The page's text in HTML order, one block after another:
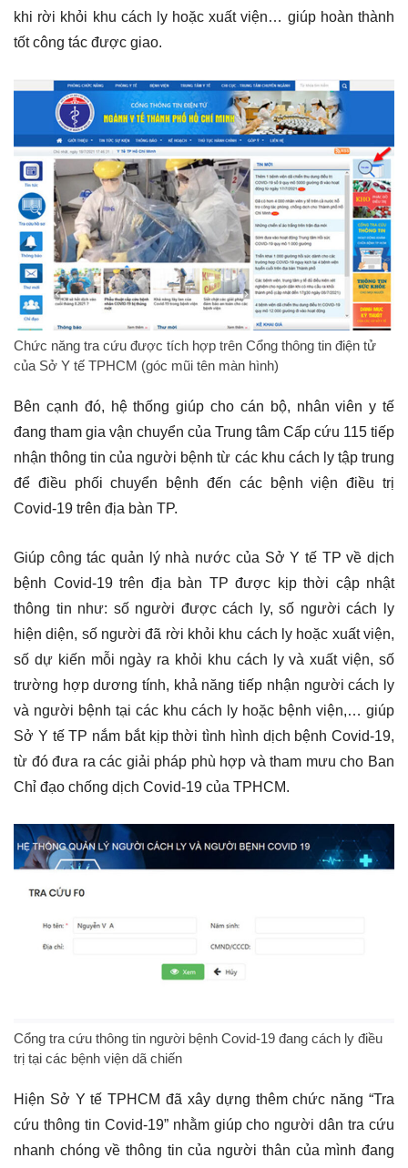
khi rời khỏi khu cách ly hoặc xuất viện… giúp hoàn thành
tốt công tác được giao.
Chức năng tra cứu được tích hợp trên Cổng thông tin điện tử
của Sở Y tế TPHCM (góc mũi tên màn hình)
Bên cạnh đó, hệ thống giúp cho cán bộ, nhân viên y tế
đang tham gia vận chuyển của Trung tâm Cấp cứu 115 tiếp
nhận thông tin của người bệnh từ các khu cách ly tập trung
để điều phối chuyển bệnh đến các bệnh viện điều trị
Covid-19 trên địa bàn TP.
Giúp công tác quản lý nhà nước của Sở Y tế TP về dịch
bệnh Covid-19 trên địa bàn TP được kịp thời cập nhật
thông tin như: số người được cách ly, số người cách ly
hiện diện, số người đã rời khỏi khu cách ly hoặc xuất viện,
số dự kiến mỗi ngày ra khỏi khu cách ly và xuất viện, số
trường hợp dương tính, khả năng tiếp nhận người cách ly
và người bệnh tại các khu cách ly hoặc bệnh viện,… giúp
Sở Y tế TP nắm bắt kịp thời tình hình dịch bệnh Covid-19,
từ đó đưa ra các giải pháp phù hợp và tham mưu cho Ban
Chỉ đạo chống dịch Covid-19 của TPHCM.
Cổng tra cứu thông tin người bệnh Covid-19 đang cách ly điều
trị tại các bệnh viện dã chiến
Hiện Sở Y tế TPHCM đã xây dựng thêm chức năng “Tra
cứu thông tin Covid-19” nhằm giúp cho người dân tra cứu
nhanh chóng về thông tin của người thân của mình đang